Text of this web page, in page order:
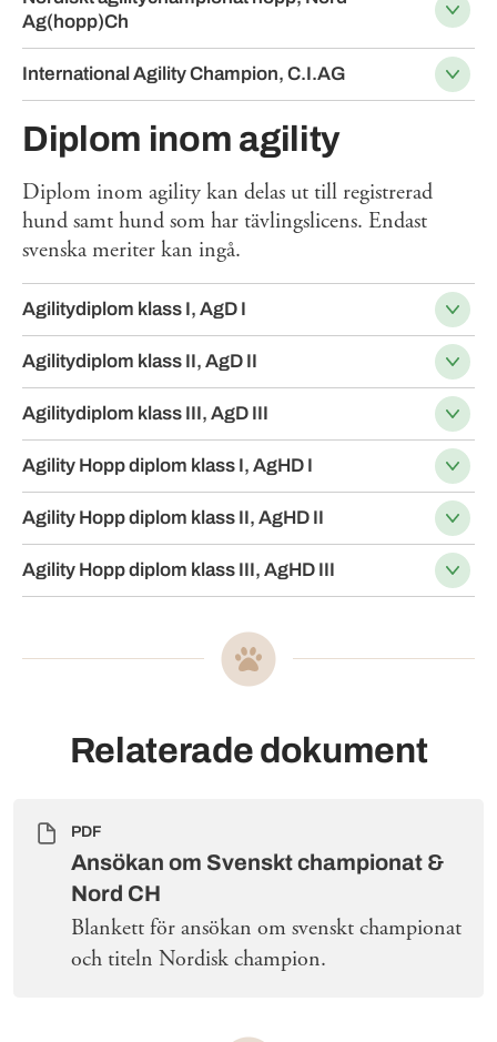
Ag(hopp)Ch
International Agility Champion, C.I.AG
Diplom inom agility
Diplom inom agility kan delas ut till registrerad
hund samt hund som har tävlingslicens. Endast
svenska meriter kan ingå.
Agilitydiplom klass I, AgD I
Agilitydiplom klass II, AgD II
Agilitydiplom klass III, AgD III
Agility Hopp diplom klass I, AgHD I
Agility Hopp diplom klass II, AgHD II
Agility Hopp diplom klass III, AgHD III
Relaterade dokument
PDF
Ansökan om Svenskt championat &
Nord CH
Blankett för ansökan om svenskt championat
och titeln Nordisk champion.